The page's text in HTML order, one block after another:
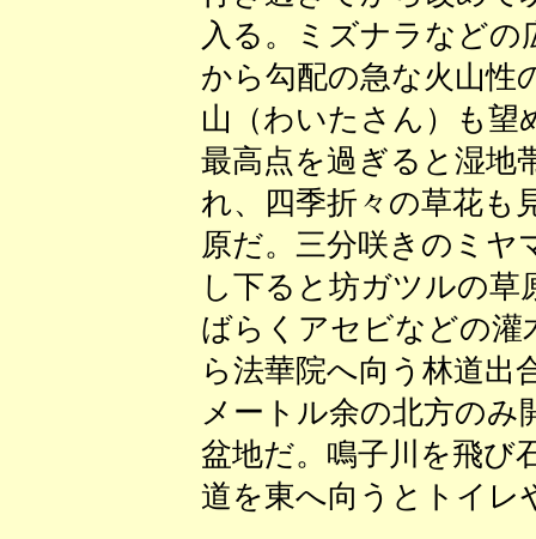
入る。ミズナラなどの
から勾配の急な火山性
山（わいたさん）も望
最高点を過ぎると湿地
れ、四季折々の草花も
原だ。三分咲きのミヤ
し下ると坊ガツルの草
ばらくアセビなどの灌
ら法華院へ向う林道出
メートル余の北方のみ
盆地だ。鳴子川を飛び
道を東へ向うとトイレ